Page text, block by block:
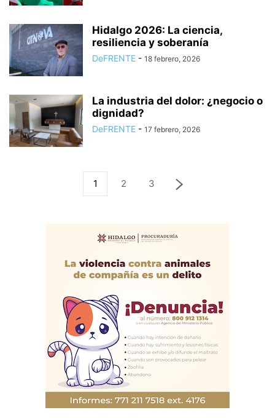
Hidalgo 2026: La ciencia,
resiliencia y soberanía
DeFRENTE - 18 febrero, 2026
La industria del dolor: ¿negocio o
dignidad?
DeFRENTE - 17 febrero, 2026
1 2 3